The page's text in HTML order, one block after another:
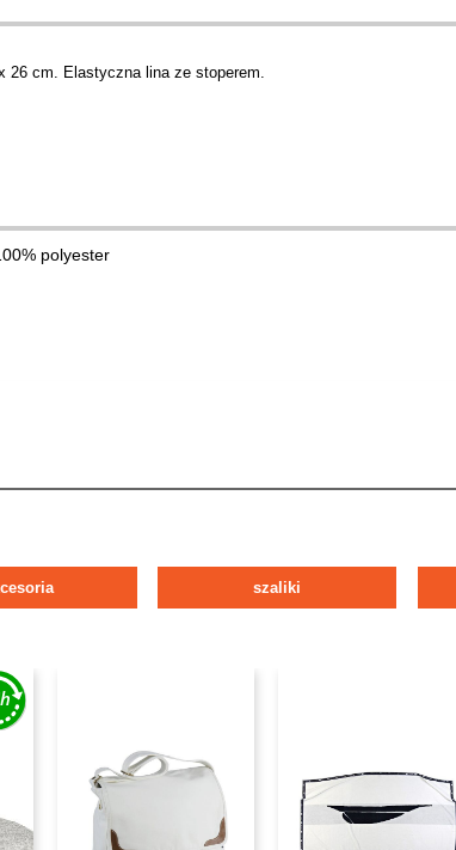
26 cm. Elastyczna lina ze stoperem.
polyester
szaliki